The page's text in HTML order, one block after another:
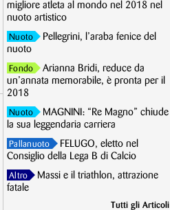
migliore atleta al mondo nel 2018 nel
nuoto artistico
Nuoto
Pellegrini, l’araba fenice del
nuoto
Fondo
Arianna Bridi, reduce da
un’annata memorabile, è pronta per il
2018
Nuoto
MAGNINI: “Re Magno” chiude
la sua leggendaria carriera
Pallanuoto
FELUGO, eletto nel
Consiglio della Lega B di Calcio
Altro
Massi e il triathlon, attrazione
fatale
Tutti gli Articoli